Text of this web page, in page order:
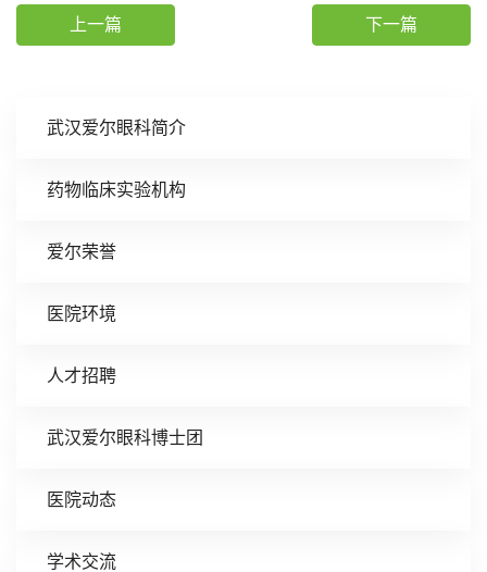
武汉爱尔眼科简介
药物临床实验机构
爱尔荣誉
医院环境
人才招聘
武汉爱尔眼科博士团
医院动态
学术交流
上一篇 下一篇